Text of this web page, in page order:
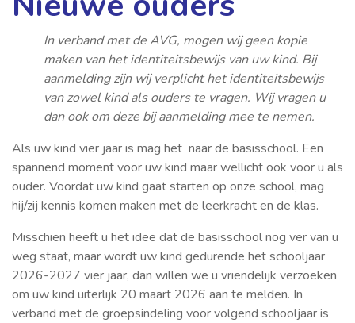
In verband met de AVG, mogen wij geen kopie
maken van het identiteitsbewijs van uw kind. Bij
aanmelding zijn wij verplicht het identiteitsbewijs
van zowel kind als ouders te vragen. Wij vragen u
dan ook om deze bij aanmelding mee te nemen.
Als uw kind vier jaar is mag het naar de basisschool. Een
spannend moment voor uw kind maar wellicht ook voor u als
ouder. Voordat uw kind gaat starten op onze school, mag
hij/zij kennis komen maken met de leerkracht en de klas.
Misschien heeft u het idee dat de basisschool nog ver van u
weg staat, maar wordt uw kind gedurende het schooljaar
2026-2027 vier jaar, dan willen we u vriendelijk verzoeken
om uw kind uiterlijk 20 maart 2026 aan te melden. In
verband met de groepsindeling voor volgend schooljaar is